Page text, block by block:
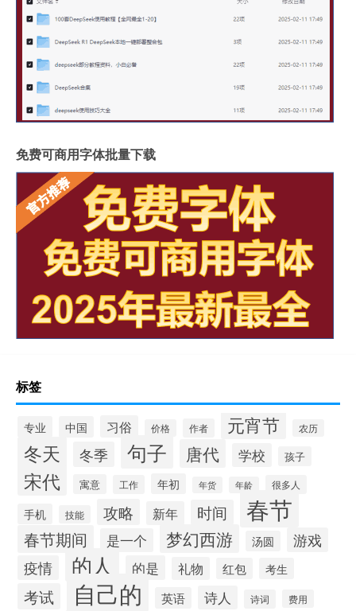
免费可商用字体批量下载
标签
专业 中国 习俗 价格 作者 元宵节 农历
冬天 冬季 句子 唐代 学校 孩子
宋代 寓意 工作 年初 年货 年龄 很多人
手机 技能 攻略 新年 时间 春节
春节期间 是一个 梦幻西游 汤圆
游戏
疫情
的人 的是 礼物 红包 考生
考试 自己的 英语 诗人 诗词 费用